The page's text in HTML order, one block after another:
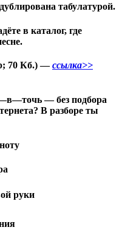
табулатурой.
в каталог, где
70 Кб.) —ссылка>>
в—точь — без подбора
В разборе ты
руки